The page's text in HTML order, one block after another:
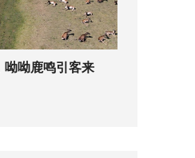
呦呦鹿鸣引客来